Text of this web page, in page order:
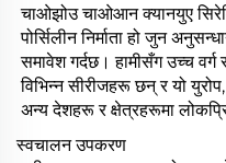
चाओझोउ चाओआन क्यानयुए
पोर्सिलीन निर्माता हो जुन
समावेश गर्दछ। हामीसँग उच्च
विभिन्न सीरीजहरू छन् र यो युरोप,
अन्य देशहरू र क्षेत्रहरूमा
स्वचालन उपकरण